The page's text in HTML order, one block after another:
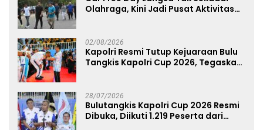
Olahraga, Kini Jadi Pusat Aktivitas
02/08/2026
Kapolri Resmi Tutup Kejuaraan Bulu
Tangkis Kapolri Cup 2026, Tegaskan
28/07/2026
Bulutangkis Kapolri Cup 2026 Resmi
Dibuka, Diikuti 1.219 Peserta dari